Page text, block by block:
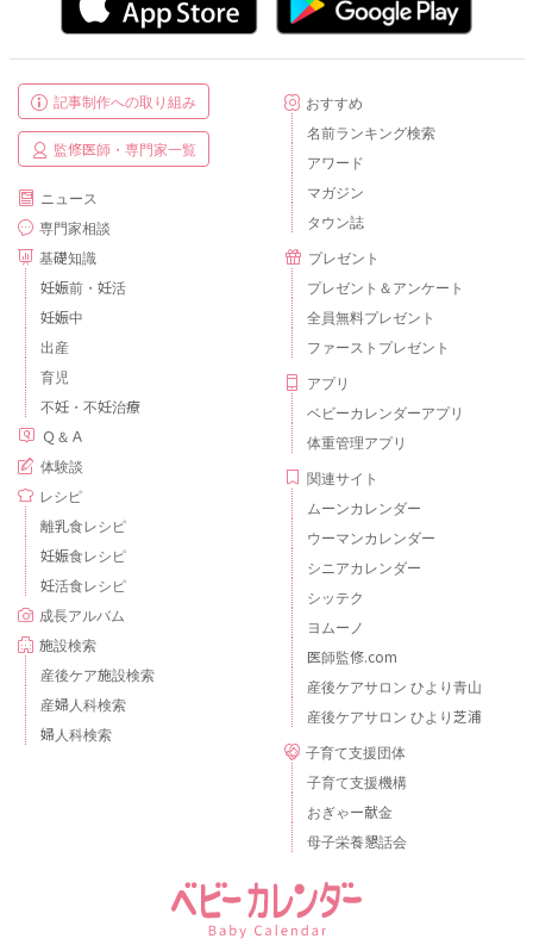
記事制作への取り組み
監修医師・専門家一覧
ニュース
専門家相談
基礎知識
妊娠前・妊活
妊娠中
出産
育児
不妊・不妊治療
Ｑ＆Ａ
体験談
レシピ
離乳食レシピ
妊娠食レシピ
妊活食レシピ
成長アルバム
施設検索
産後ケア施設検索
産婦人科検索
婦人科検索
おすすめ
名前ランキング検索
アワード
マガジン
タウン誌
プレゼント
プレゼント＆アンケート
全員無料プレゼント
ファーストプレゼント
アプリ
ベビーカレンダーアプリ
体重管理アプリ
関連サイト
ムーンカレンダー
ウーマンカレンダー
シニアカレンダー
シッテク
ヨムーノ
医師監修.com
産後ケアサロン ひより青山
産後ケアサロン ひより芝浦
子育て支援団体
子育て支援機構
おぎゃー献金
母子栄養懇話会